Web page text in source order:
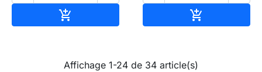
 
Affichage 1-24 de 34 article(s)